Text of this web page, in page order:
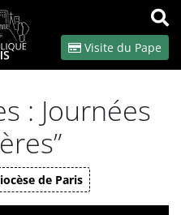
OK
Visite du Pape
: Journées
de Paris